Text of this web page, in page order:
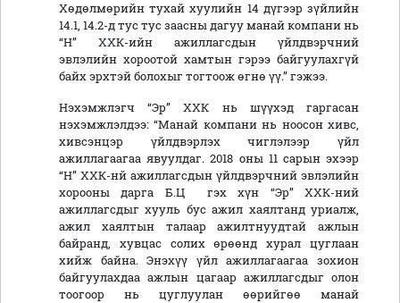
Хөдөлмөрийн тухай хуулийн 14 дүгээр зүйлийн
14.1, 14.2-д тус тус заасны дагуу манай компани нь
“Н” ХХК-ийн ажиллагсдын үйлдвэрчний
эвлэлийн хороотой хамтын гэрээ байгуулахгүй
байх эрхтэй болохыг тогтоож өгнө үү.” гэжээ.
Нэхэмжлэгч “Эр” ХХК нь шүүхэд гаргасан
нэхэмжлэлдээ: “Манай компани нь ноосон хивс,
хивсэнцэр үйлдвэрлэх чиглэлээр үйл
ажиллагаагаа явуулдаг. 2018 оны 11 сарын эхээр
“Н” ХХК-нй ажиллагсдын үйлдвэрчний эвлэлийн
хорооны дарга Б.Ц гэх хүн “Эр” ХХК-ний
ажиллагсдыг хууль бус ажил хаялтанд уриалж,
ажил хаялтын талаар ажилтнуудтай ажлын
байранд, хувцас солих өрөөнд хурал цуглаан
хийж байна. Энэхүү үйл ажиллагаагаа зохион
байгуулахдаа ажлын цагаар ажиллагсдыг олон
тоогоор нь цуглуулан өөрийгөө манай